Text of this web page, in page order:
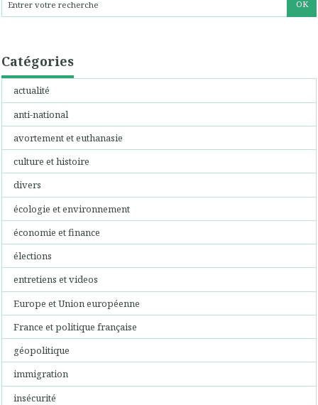
Catégories
actualité
anti-national
avortement et euthanasie
culture et histoire
divers
écologie et environnement
économie et finance
élections
entretiens et videos
Europe et Union européenne
France et politique française
géopolitique
immigration
insécurité